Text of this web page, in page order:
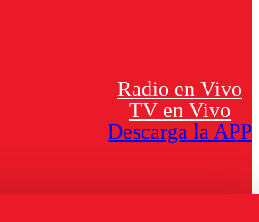
Radio en Vivo
TV en Vivo
Descarga la APP